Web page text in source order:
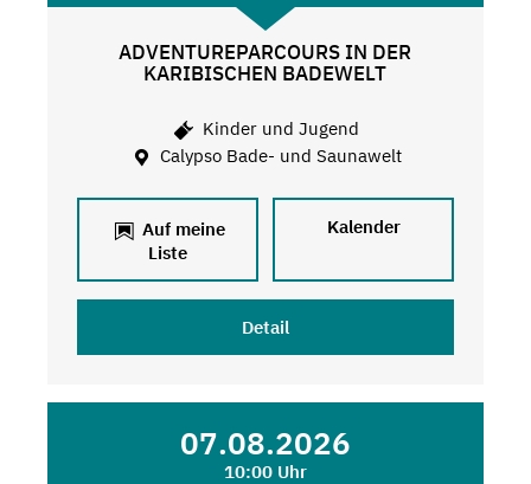
ADVENTUREPARCOURS IN DER
KARIBISCHEN BADEWELT
Kinder und Jugend
Calypso Bade- und Saunawelt
Auf meine
Liste
Kalender
Detail
07.08.2026
10:00 Uhr